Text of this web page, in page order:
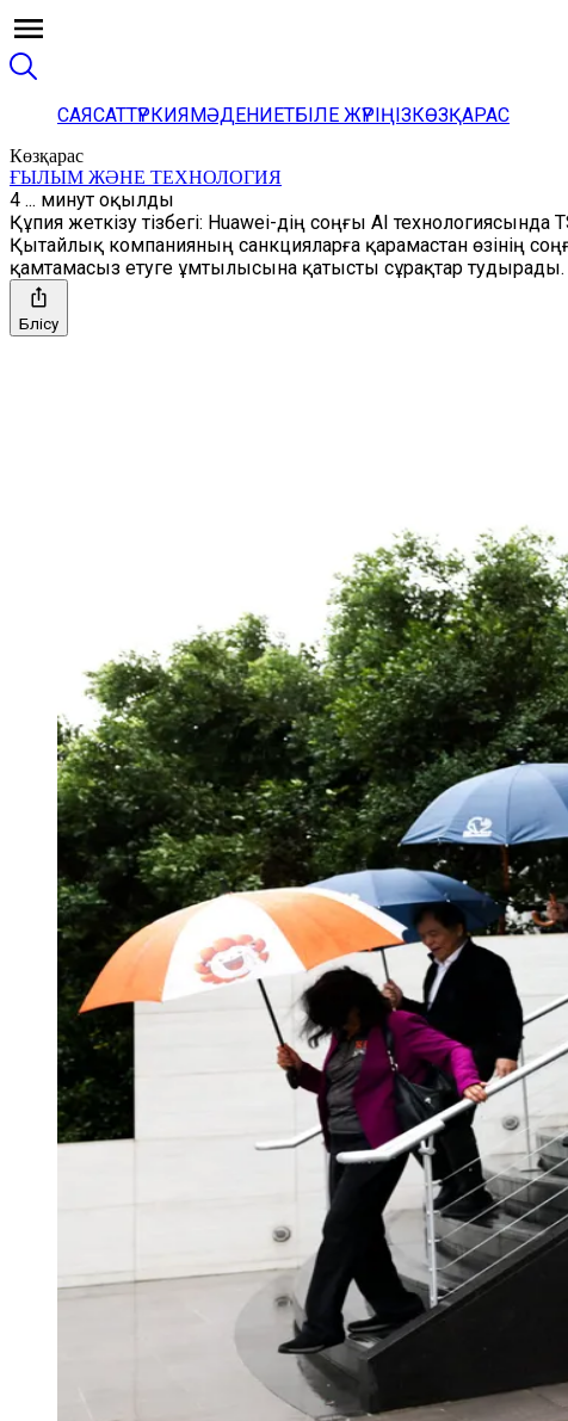
САЯСАТТҮРКИЯМӘДЕНИЕТБІЛЕ ЖҮРІҢІЗКӨЗҚАРАС
Көзқарас
ҒЫЛЫМ ЖӘНЕ ТЕХНОЛОГИЯ
4 ... минут оқылды
Құпия жеткізу тізбегі: Huawei-дің соңғы AI технологиясында
Қытайлық компанияның санкцияларға қарамастан өзінің
қамтамасыз етуге ұмтылысына қатысты сұрақтар тудырады.
Бөлісу